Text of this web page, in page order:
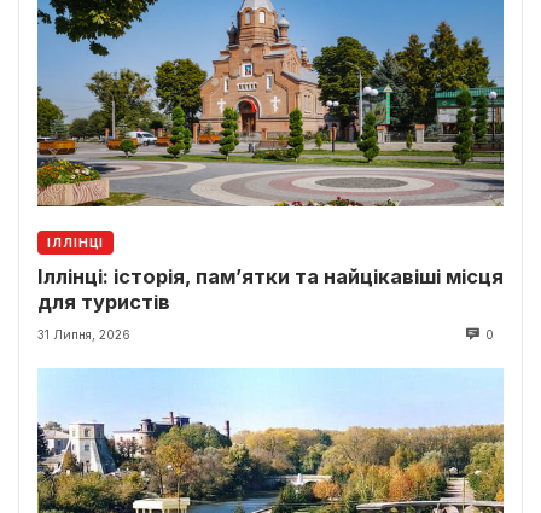
ІЛЛІНЦІ
Іллінці: історія, пам’ятки та найцікавіші місця
для туристів
31 Липня, 2026 0